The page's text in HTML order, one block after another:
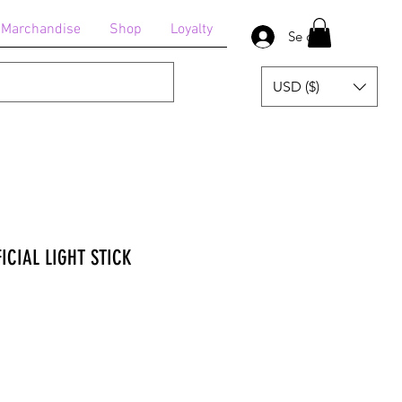
Marchandise Shop Loyalty Se connecter
USD ($)
LIGHT STICK